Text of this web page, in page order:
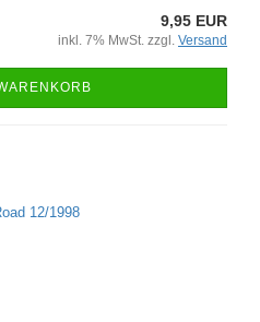
9,95 EUR
inkl. 7% MwSt. zzgl. Versand